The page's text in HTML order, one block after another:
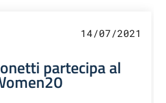
14/07/2021
partecipa al